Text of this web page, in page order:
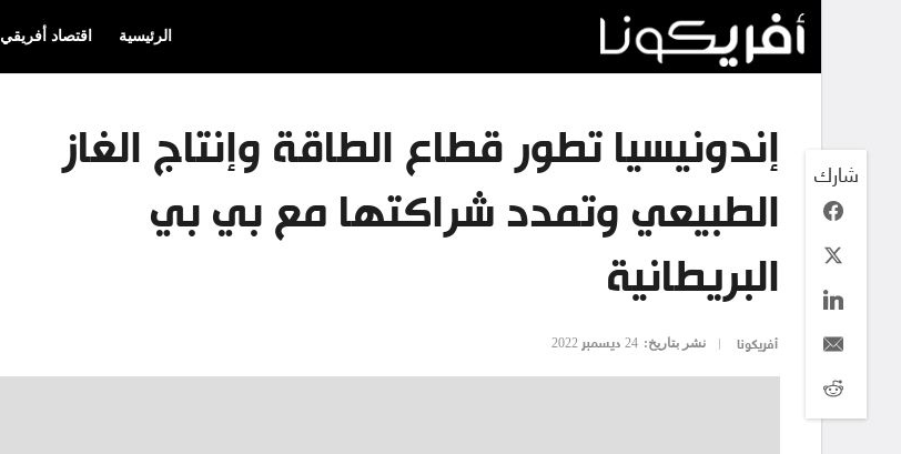
الرئيسية اقتصاد أفريقي
إندونيسيا تطور قطاع الطاقة وإنتاج الغاز
الطبيعي وتمدد شراكتها مع بي بي
البريطانية
أفريكونا نشر بتاريخ: 24 ديسمبر 2022
شارك